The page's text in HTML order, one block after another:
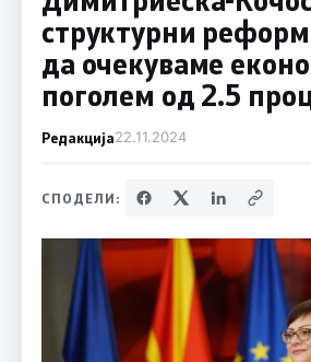
структурни
да очекуваме
поголем од 2.5
Редакција22.11.2024
СПОДЕЛИ: